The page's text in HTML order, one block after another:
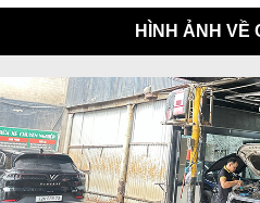
HÌNH ẢNH VỀ